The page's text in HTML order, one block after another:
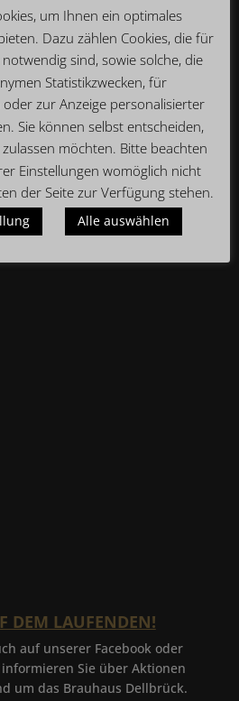
Uhr)
61
55
DEM LAUFENDEN!
auf unserer Facebook oder
Sie über Aktionen
um das Brauhaus Dellbrück.
um Ihnen ein optimales
Dazu zählen Cookies, die für
sind, sowie solche, die
Statistikzwecken, für
zur Anzeige personalisierter
Sie können selbst entscheiden,
möchten. Bitte beachten
Einstellungen womöglich nicht
der Seite zur Verfügung stehen.
Alle auswählen